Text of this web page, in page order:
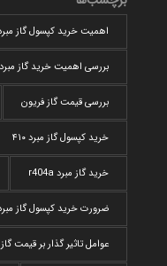
اهمیت خرید کپسول گاز مبرد
بررسی اهمیت خرید گاز مبرد r404a در صنایع
بررسی قیمت گاز فریون
خرید کپسول گاز مبرد ۴۱۰
خرید گاز مبرد r404a
ضرورت خرید کپسول گاز مبرد
عوامل تاثیر گذار بر قیمت